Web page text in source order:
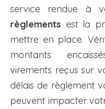
service rendue à
règlements est la
mettre en place.
montants
virements reçus sur
délais de règlement
peuvent impacter